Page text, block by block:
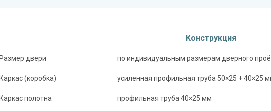
Отделка
Отделка внутри
Запирающие устройства и
Конструкция
Размер двери по индивидуальным размерам дверного
Каркас (коробка) усиленная профильная труба 50×25 + 40×25
Каркас полотна профильная труба 40×25 мм